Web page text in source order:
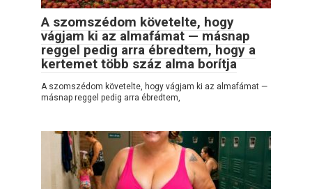
A szomszédom követelte, hogy
vágjam ki az almafámat — másnap
reggel pedig arra ébredtem, hogy a
kertemet több száz alma borítja
A szomszédom követelte, hogy vágjam ki az almafámat —
másnap reggel pedig arra ébredtem,